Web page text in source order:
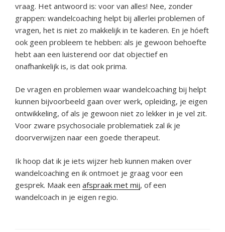
vraag. Het antwoord is: voor van alles! Nee, zonder
grappen: wandelcoaching helpt bij allerlei problemen of
vragen, het is niet zo makkelijk in te kaderen. En je hóeft
ook geen probleem te hebben: als je gewoon behoefte
hebt aan een luisterend oor dat objectief en
onafhankelijk is, is dat ook prima.
De vragen en problemen waar wandelcoaching bij helpt
kunnen bijvoorbeeld gaan over werk, opleiding, je eigen
ontwikkeling, of als je gewoon niet zo lekker in je vel zit.
Voor zware psychosociale problematiek zal ik je
doorverwijzen naar een goede therapeut.
Ik hoop dat ik je iets wijzer heb kunnen maken over
wandelcoaching en ik ontmoet je graag voor een
gesprek. Maak een afspraak met mij, of een
wandelcoach in je eigen regio.